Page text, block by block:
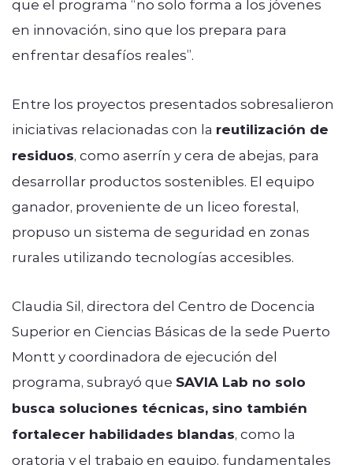
que el programa “no solo forma a los jóvenes
en innovación, sino que los prepara para
enfrentar desafíos reales”.
Entre los proyectos presentados sobresalieron
iniciativas relacionadas con la reutilización de
residuos, como aserrín y cera de abejas, para
desarrollar productos sostenibles. El equipo
ganador, proveniente de un liceo forestal,
propuso un sistema de seguridad en zonas
rurales utilizando tecnologías accesibles.
Claudia Sil, directora del Centro de Docencia
Superior en Ciencias Básicas de la sede Puerto
Montt y coordinadora de ejecución del
programa, subrayó que SAVIA Lab no solo
busca soluciones técnicas, sino también
fortalecer habilidades blandas, como la
oratoria y el trabajo en equipo, fundamentales